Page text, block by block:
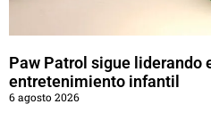
Paw Patrol sigue liderando
entretenimiento infantil
6 agosto 2026